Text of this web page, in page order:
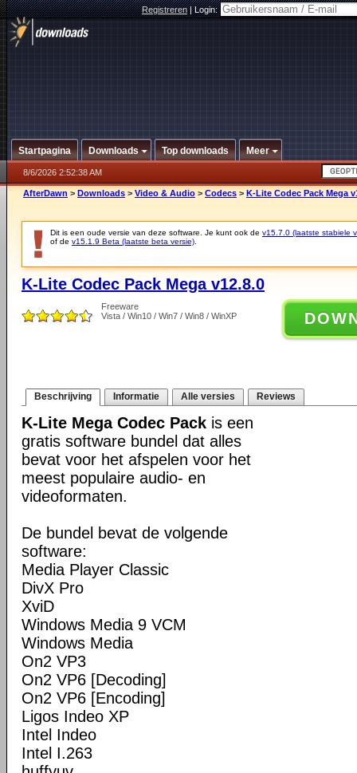
Registreren|Login:
Startpagina Downloads Top downloads Meer
8/6/2026 2:52:38 AM
AfterDawn > Downloads > Video & Audio > Codecs > K-Lite Codec Pack Mega
Dit is een oude versie van deze software. Je kunt ook de v15.7.0 (laatste stabiele
of de v15.1.9 Beta (laatste beta versie)
K-Lite Codec Pack Mega v12.8.0
Freeware
Vista / Win10 / Win7 / Win8 / WinXP
Beschrijving Informatie Alle versies Reviews
K-Lite Mega Codec Pack is een
gratis software bundel dat alles
bevat voor het afspelen voor het
meest populaire audio- en
videoformaten.
De bundel bevat de volgende
software:
Media Player Classic
DivX Pro
XviD
Windows Media 9 VCM
Windows Media
On2 VP3
On2 VP6 [Decoding]
On2 VP6 [Encoding]
Ligos Indeo XP
Intel Indeo
Intel I.263